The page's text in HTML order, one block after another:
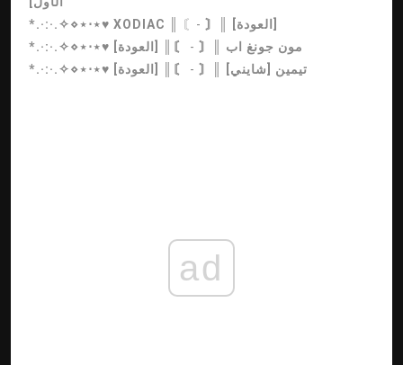
*.·:·.✧⋄⋆⋅⋆♥ XODIAC 〘-
〙║ [العودة]
*.·:·.✧⋄⋆⋅⋆♥
مون جونغ اب ║〘
-
〙║ [العودة]
*.·:·.✧⋄⋆⋅⋆♥
تيمين [شايني] ║〘
- 〙║ [العودة]
ad